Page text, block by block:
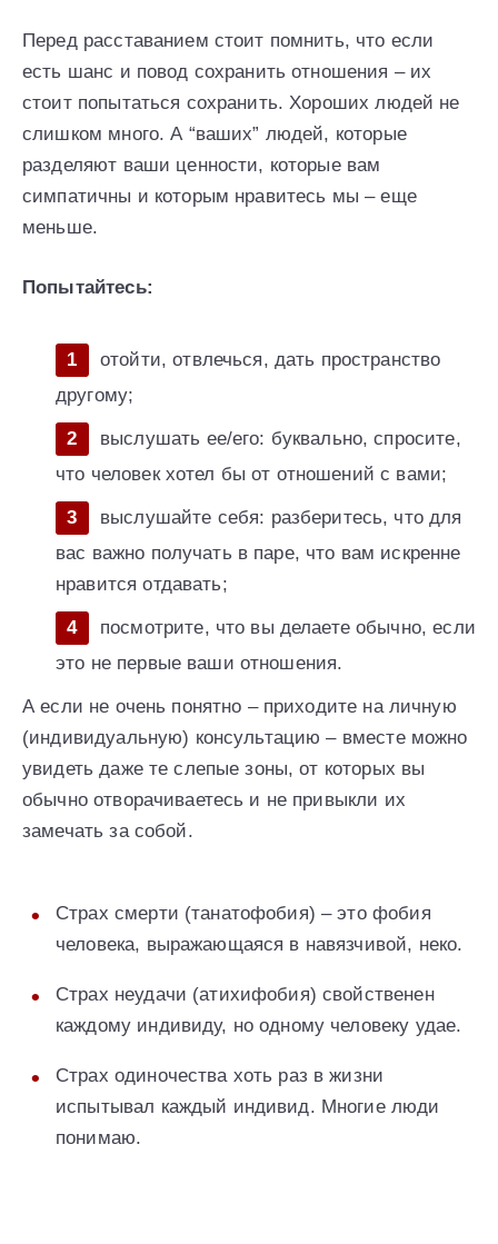
Перед расставанием стоит помнить, что если
есть шанс и повод сохранить отношения – их
стоит попытаться сохранить. Хороших людей не
слишком много. А “ваших” людей, которые
разделяют ваши ценности, которые вам
симпатичны и которым нравитесь мы – еще
меньше.
Попытайтесь:
отойти, отвлечься, дать пространство
другому;
выслушать ее/его: буквально, спросите,
что человек хотел бы от отношений с вами;
выслушайте себя: разберитесь, что для
вас важно получать в паре, что вам искренне
нравится отдавать;
посмотрите, что вы делаете обычно, если
это не первые ваши отношения.
А если не очень понятно – приходите на личную
(индивидуальную) консультацию – вместе можно
увидеть даже те слепые зоны, от которых вы
обычно отворачиваетесь и не привыкли их
замечать за собой.
Страх смерти (танатофобия) – это фобия
человека, выражающаяся в навязчивой, неко.
Страх неудачи (атихифобия) свойственен
каждому индивиду, но одному человеку удае.
Страх одиночества хоть раз в жизни
испытывал каждый индивид. Многие люди
понимаю.